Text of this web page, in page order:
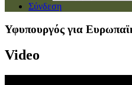
Σύνδεση
Υφυπουργός για
Video